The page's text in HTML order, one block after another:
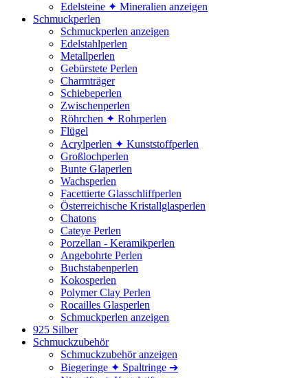
Edelsteine ✦ Mineralien anzeigen
Schmuckperlen
Schmuckperlen anzeigen
Edelstahlperlen
Metallperlen
Gebürstete Perlen
Charmträger
Schiebeperlen
Zwischenperlen
Röhrchen ✦ Rohrperlen
Flügel
Acrylperlen ✦ Kunststoffperlen
Großlochperlen
Bunte Glaperlen
Wachsperlen
Facettierte Glasschliffperlen
Österreichische Kristallglasperlen
Chatons
Cateye Perlen
Porzellan - Keramikperlen
Angebohrte Perlen
Buchstabenperlen
Kokosperlen
Polymer Clay Perlen
Rocailles Glasperlen
Schmuckperlen anzeigen
925 Silber
Schmuckzubehör
Schmuckzubehör anzeigen
Biegeringe ✦ Spaltringe ➔